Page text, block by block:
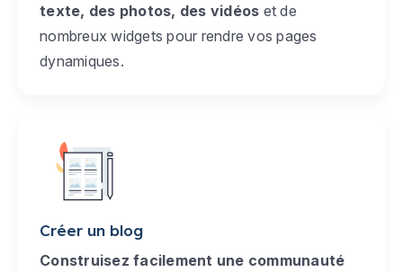
texte, des photos, des vidéos et de
nombreux widgets pour rendre vos pages
dynamiques.
Créer un blog
Construisez facilement une communauté